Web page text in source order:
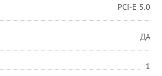
PCI-E 5.0
ДА
1